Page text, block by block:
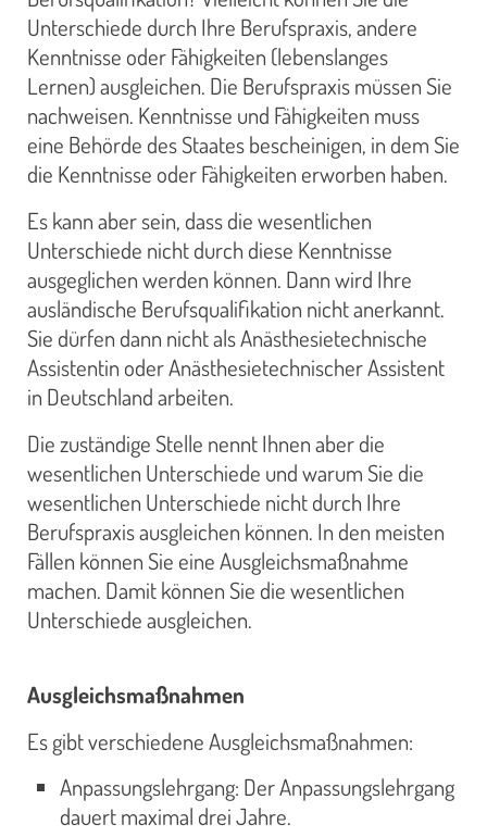
Unterschiede durch Ihre Berufspraxis, andere
Kenntnisse oder Fähigkeiten (lebenslanges
Lernen) ausgleichen. Die Berufspraxis müssen Sie
nachweisen. Kenntnisse und Fähigkeiten muss
eine Behörde des Staates bescheinigen, in dem Sie
die Kenntnisse oder Fähigkeiten erworben haben.
Es kann aber sein, dass die wesentlichen
Unterschiede nicht durch diese Kenntnisse
ausgeglichen werden können. Dann wird Ihre
ausländische Berufsqualifikation nicht anerkannt.
Sie dürfen dann nicht als Anästhesietechnische
Assistentin oder Anästhesietechnischer Assistent
in Deutschland arbeiten.
Die zuständige Stelle nennt Ihnen aber die
wesentlichen Unterschiede und warum Sie die
wesentlichen Unterschiede nicht durch Ihre
Berufspraxis ausgleichen können. In den meisten
Fällen können Sie eine Ausgleichsmaßnahme
machen. Damit können Sie die wesentlichen
Unterschiede ausgleichen.
Ausgleichsmaßnahmen
Es gibt verschiedene Ausgleichsmaßnahmen:
Anpassungslehrgang: Der Anpassungslehrgang
dauert maximal drei Jahre.